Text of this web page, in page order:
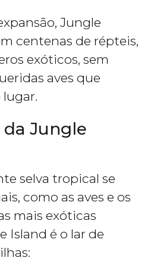
Jungle
centenas de répteis,
exóticos, sem
aves que
Jungle
selva tropical se
como as aves e os
mais exóticas
Island é o lar de